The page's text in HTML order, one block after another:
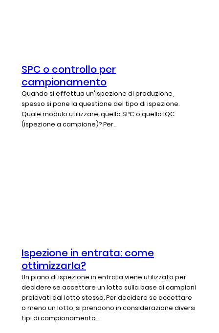
SPC o controllo per
campionamento
Quando si effettua un'ispezione di produzione,
spesso si pone la questione del tipo di ispezione.
Quale modulo utilizzare, quello SPC o quello IQC
(ispezione a campione)? Per...
Ispezione in entrata: come
ottimizzarla?
Un piano di ispezione in entrata viene utilizzato per
decidere se accettare un lotto sulla base di campioni
prelevati dal lotto stesso. Per decidere se accettare
o meno un lotto, si prendono in considerazione diversi
tipi di campionamento...